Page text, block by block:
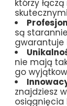
którzy
są
gwarantuje
nie mają
go
znajdziesz
osiągnięcia